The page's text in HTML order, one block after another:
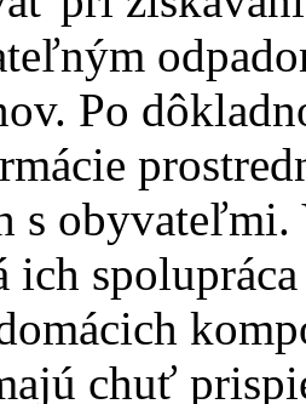
Po
s obyvateľmi.
ich
chuť